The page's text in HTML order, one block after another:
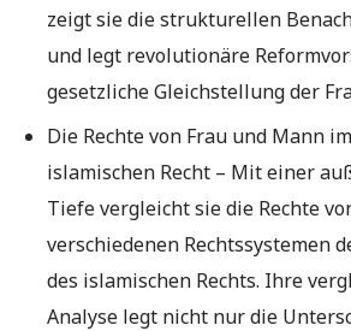
zeigt sie die strukturellen
und legt revolutionäre
gesetzliche Gleichstellung der
Die Rechte von Frau und Mann
islamischen Recht – Mit einer
Tiefe vergleicht sie die Rechte
verschiedenen Rechtssystemen
des islamischen Rechts. Ihre
Analyse legt nicht nur die